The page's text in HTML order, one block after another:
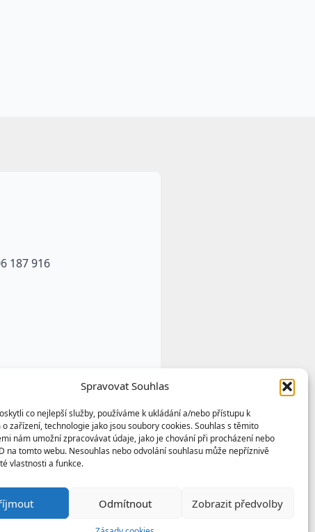
Spravovat Souhlas
co nejlepší služby, používáme k ukládání a/nebo přístupu k
zařízení, technologie jako jsou soubory cookies. Souhlas s těmito
nám umožní zpracovávat údaje, jako je chování při procházení nebo
na tomto webu. Nesouhlas nebo odvolání souhlasu může nepříznivě
vlastnosti a funkce.
Odmítnout Zobrazit předvolby
187 916
výtvorem a vlastnictvím
podle autorských práv a